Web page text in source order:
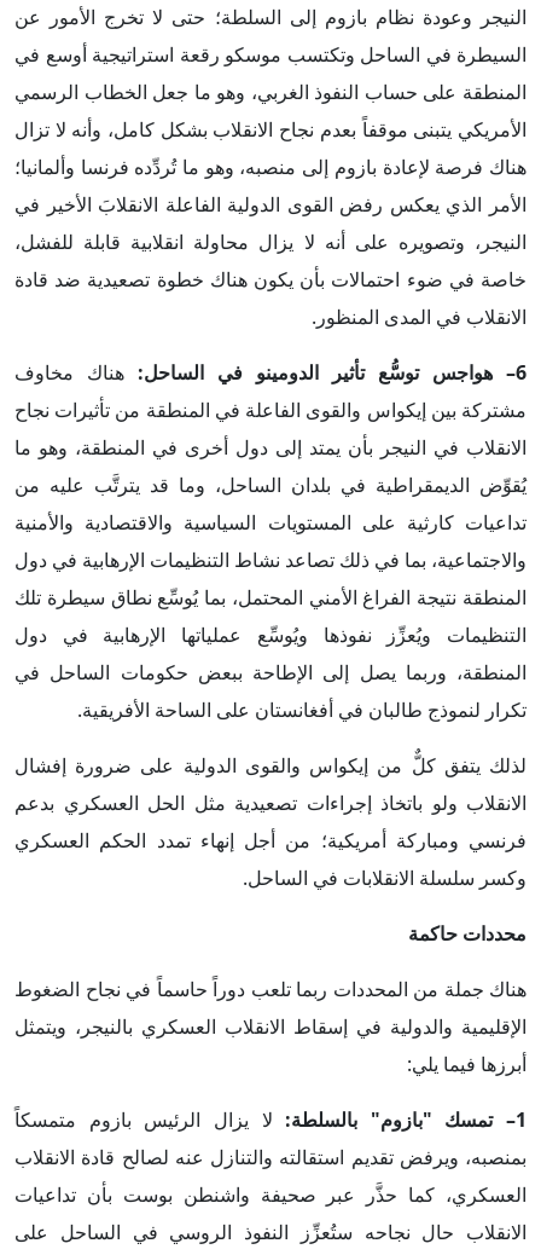
النيجر وعودة نظام بازوم إلى السلطة؛ حتى لا تخرج الأمور عن
السيطرة في الساحل وتكتسب موسكو رقعة استراتيجية أوسع في
المنطقة على حساب النفوذ الغربي، وهو ما جعل الخطاب الرسمي
الأمريكي يتبنى موقفاً بعدم نجاح الانقلاب بشكل كامل، وأنه لا تزال
هناك فرصة لإعادة بازوم إلى منصبه، وهو ما تُردِّده فرنسا وألمانيا؛
الأمر الذي يعكس رفض القوى الدولية الفاعلة الانقلابَ الأخير في
النيجر، وتصويره على أنه لا يزال محاولة انقلابية قابلة للفشل،
خاصة في ضوء احتمالات بأن يكون هناك خطوة تصعيدية ضد قادة
الانقلاب في المدى المنظور.
6– هواجس توسُّع تأثير الدومينو في الساحل:
هناك مخاوف
مشتركة بين إيكواس والقوى الفاعلة في المنطقة من تأثيرات نجاح
الانقلاب في النيجر بأن يمتد إلى دول أخرى في المنطقة، وهو ما
يُقوِّض الديمقراطية في بلدان الساحل، وما قد يترتَّب عليه من
تداعيات كارثية على المستويات السياسية والاقتصادية والأمنية
والاجتماعية، بما في ذلك تصاعد نشاط التنظيمات الإرهابية في دول
المنطقة نتيجة الفراغ الأمني المحتمل، بما يُوسِّع نطاق سيطرة تلك
التنظيمات ويُعزِّز نفوذها ويُوسِّع عملياتها الإرهابية في دول
المنطقة، وربما يصل إلى الإطاحة ببعض حكومات الساحل في
تكرار لنموذج طالبان في أفغانستان على الساحة الأفريقية.
لذلك يتفق كلٌّ من إيكواس والقوى الدولية على ضرورة إفشال
الانقلاب ولو باتخاذ إجراءات تصعيدية مثل الحل العسكري بدعم
فرنسي ومباركة أمريكية؛ من أجل إنهاء تمدد الحكم العسكري
وكسر سلسلة الانقلابات في الساحل.
محددات حاكمة
هناك جملة من المحددات ربما تلعب دوراً حاسماً في نجاح الضغوط
الإقليمية والدولية في إسقاط الانقلاب العسكري بالنيجر، ويتمثل
أبرزها فيما يلي:
1– تمسك "بازوم" بالسلطة:
لا يزال الرئيس بازوم متمسكاً
بمنصبه، ويرفض تقديم استقالته والتنازل عنه لصالح قادة الانقلاب
العسكري، كما حذَّر عبر صحيفة واشنطن بوست بأن تداعيات
الانقلاب حال نجاحه ستُعزِّز النفوذ الروسي في الساحل على